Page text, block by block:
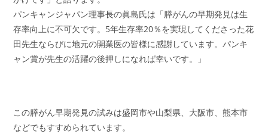
パンキャンジャパン理事長の眞島氏は「膵がんの早期発見は生
存率向上に不可欠です。5年生存率20％を実現してくださった花
田先生ならびに地元の開業医の皆様に感謝しています。パンキ
ャン賞が先生の活躍の後押しになれば幸いです。」
この膵がん早期発見の試みは盛岡市や山梨県、大阪市、熊本市
などでもすすめられています。